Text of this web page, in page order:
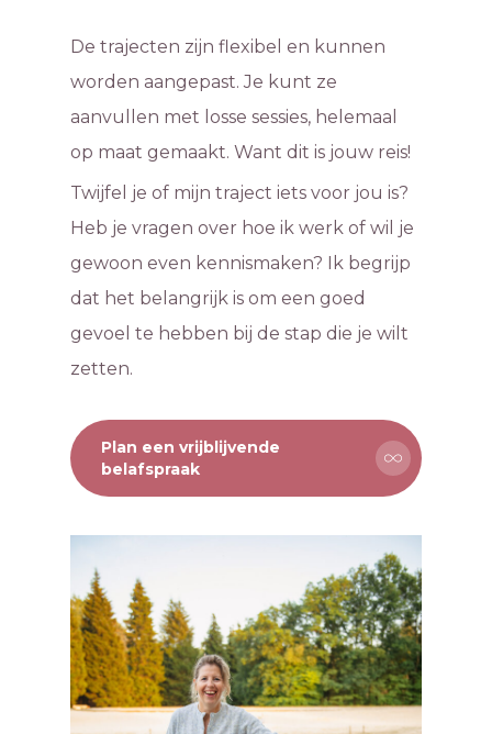
De trajecten zijn flexibel en kunnen
worden aangepast. Je kunt ze
aanvullen met losse sessies, helemaal
op maat gemaakt. Want dit is jouw reis!
Twijfel je of mijn traject iets voor jou is?
Heb je vragen over hoe ik werk of wil je
gewoon even kennismaken? Ik begrijp
dat het belangrijk is om een goed
gevoel te hebben bij de stap die je wilt
zetten.
Plan een vrijblijvende
belafspraak